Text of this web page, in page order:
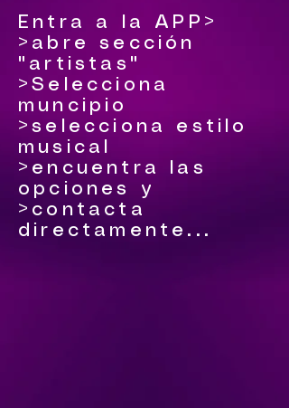
Entra a la APP>
>abre sección
"artistas"
>Selecciona
muncipio
>selecciona estilo
musical
>encuentra las
opciones y
>contacta
directamente...